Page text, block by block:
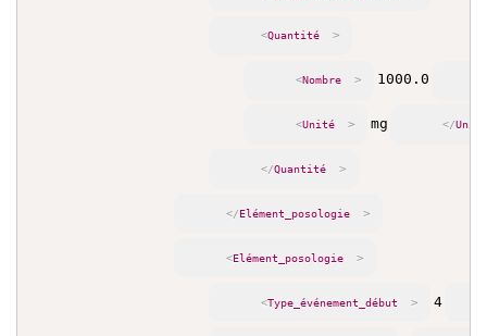
<Quantité >
<Nombre > 1000.0
<Unité > mg </Unité
</Quantité >
</Elément_posologie >
<Elément_posologie >
<Type_événement_début > 4